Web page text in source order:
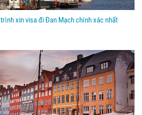
xin visa đi Đan Mạch chính xác nhất